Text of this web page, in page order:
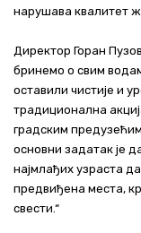
нарушава квалитет
Директор Горан
бринемо о свим
оставили чистије и
традиционална
градским
основни задатак је
најмлађих узраста
предвиђена места,
свести.“